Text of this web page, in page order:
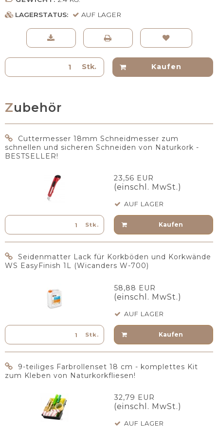
LAGERSTATUS:
AUF LAGER
Stk. Kaufen
Zubehör
Cuttermesser 18mm Schneidmesser zum
schnellen und sicheren Schneiden von Naturkork -
BESTSELLER!
23,56 EUR
(einschl. MwSt.)
AUF LAGER
Stk. Kaufen
Seidenmatter Lack für Korkböden und Korkwände
WS EasyFinish 1L (Wicanders W-700)
58,88 EUR
(einschl. MwSt.)
AUF LAGER
Stk. Kaufen
9-teiliges Farbrollenset 18 cm - komplettes Kit
zum Kleben von Naturkorkfliesen!
32,79 EUR
(einschl. MwSt.)
AUF LAGER